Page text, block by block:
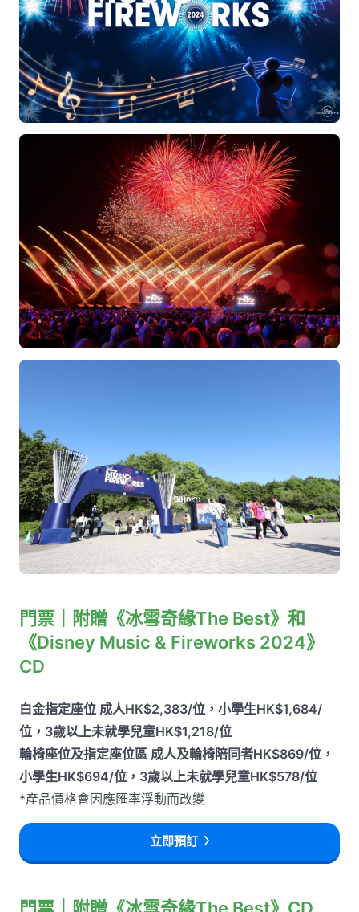
門票｜附贈《冰雪奇緣The Best》和
《Disney Music & Fireworks 2024》
CD
白金指定座位 成人HK$2,383/位，小學生HK$1,684/
位，3歲以上未就學兒童HK$1,218/位
輪椅座位及指定座位區 成人及輪椅陪同者HK$869/位，
小學生HK$694/位，3歲以上未就學兒童HK$578/位
*產品價格會因應匯率浮動而改變
立即預訂
門票｜附贈《冰雪奇緣The Best》CD